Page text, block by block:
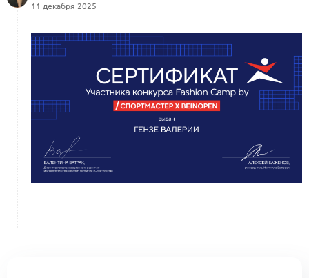
11 декабря 2025